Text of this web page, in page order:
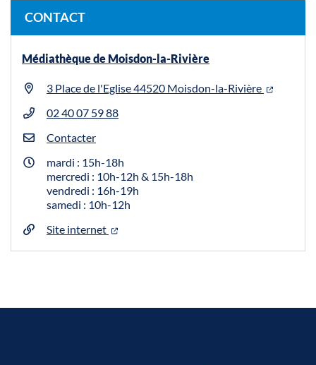
CONTACT
Médiathèque de Moisdon-la-Rivière
3 Place de l'Eglise 44520 Moisdon-la-Rivière
02 40 07 59 88
Contacter
mardi : 15h-18h
mercredi : 10h-12h & 15h-18h
vendredi : 16h-19h
samedi : 10h-12h
Site internet